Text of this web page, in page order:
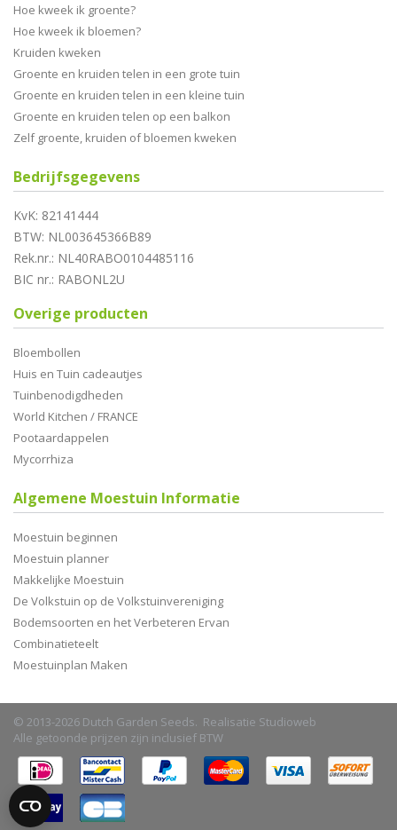
Hoe kweek ik groente?
Hoe kweek ik bloemen?
Kruiden kweken
Groente en kruiden telen in een grote tuin
Groente en kruiden telen in een kleine tuin
Groente en kruiden telen op een balkon
Zelf groente, kruiden of bloemen kweken
Bedrijfsgegevens
KvK: 82141444
BTW: NL003645366B89
Rek.nr.: NL40RABO0104485116
BIC nr.: RABONL2U
Overige producten
Bloembollen
Huis en Tuin cadeautjes
Tuinbenodigdheden
World Kitchen / FRANCE
Pootaardappelen
Mycorrhiza
Algemene Moestuin Informatie
Moestuin beginnen
Moestuin planner
Makkelijke Moestuin
De Volkstuin op de Volkstuinvereniging
Bodemsoorten en het Verbeteren Ervan
Combinatieteelt
Moestuinplan Maken
© 2013-2026 Dutch Garden Seeds. Realisatie Studioweb
Alle getoonde prijzen zijn inclusief BTW